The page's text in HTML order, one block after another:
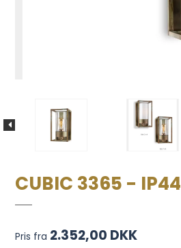
CUBIC 3365 - IP44
Pris fra 2.352,00 DKK